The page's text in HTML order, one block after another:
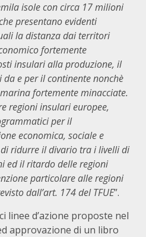
isole con circa 17 milioni
presentano evidenti
la distanza dai territori
fortemente
insulari alla produzione, il
e per il continente nonchè
fortemente minacciate.
regioni insulari europee,
per il
economica, sociale e
ridurre il divario tra i livelli di
ed il ritardo delle regioni
particolare alle regioni
dall’art. 174 del TFUE”.
linee d’azione proposte nel
approvazione di un libro